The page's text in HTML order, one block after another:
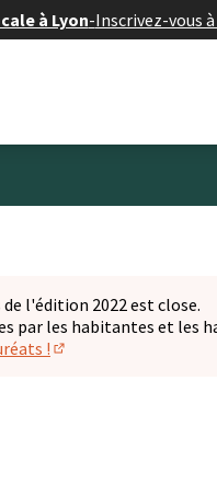
à Lyon-Inscrivez-vous
de l'édition 2022 est close.
par les habitantes et les
!